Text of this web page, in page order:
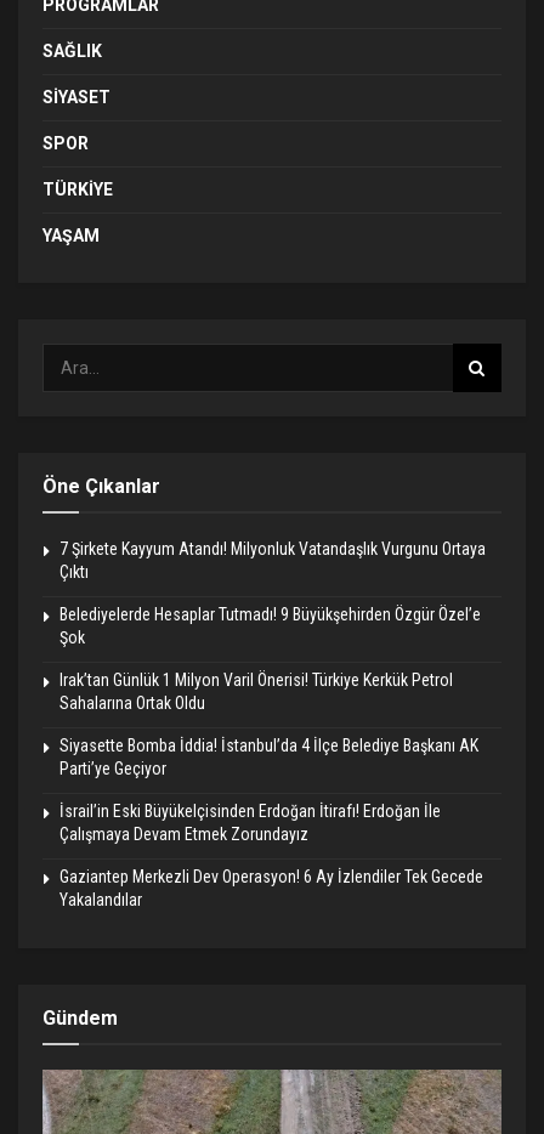
PROGRAMLAR
SAĞLIK
SIYASET
SPOR
TÜRKIYE
YAŞAM
Öne Çıkanlar
7 Şirkete Kayyum Atandı! Milyonluk Vatandaşlık Vurgunu Ortaya
Çıktı
Belediyelerde Hesaplar Tutmadı! 9 Büyükşehirden Özgür Özel’e
Şok
Irak’tan Günlük 1 Milyon Varil Önerisi! Türkiye Kerkük Petrol
Sahalarına Ortak Oldu
Siyasette Bomba İddia! İstanbul’da 4 İlçe Belediye Başkanı AK
Parti’ye Geçiyor
İsrail’in Eski Büyükelçisinden Erdoğan İtirafı! Erdoğan İle
Çalışmaya Devam Etmek Zorundayız
Gaziantep Merkezli Dev Operasyon! 6 Ay İzlendiler Tek Gecede
Yakalandılar
Gündem